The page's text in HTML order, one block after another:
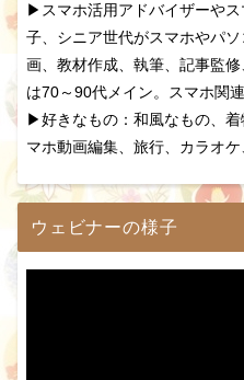
▶スマホ活用アドバイザーや
子、シニア世代がスマホやパ
画、教材作成、執筆、記事監
は70～90代メイン。スマホ関連
▶好きなもの：和風なもの、
マホ動画編集、旅行、カラオケ
ウェビナーの様子